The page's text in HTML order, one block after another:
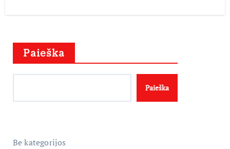
Paieška
Paieška
Be kategorijos